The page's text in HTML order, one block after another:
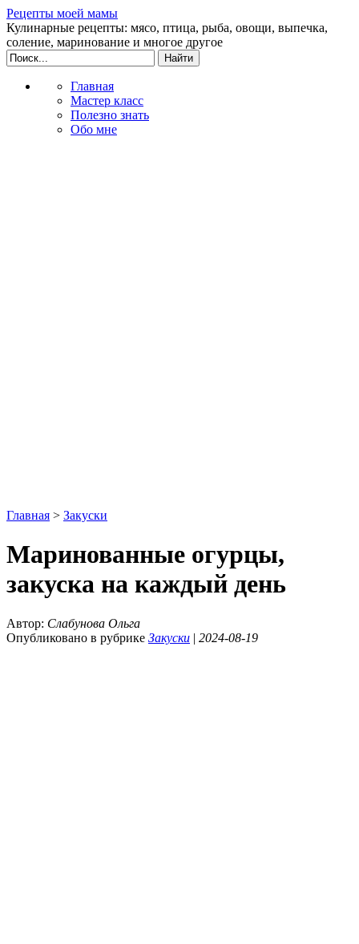
Рецепты моей мамы
Кулинарные рецепты: мясо, птица, рыба, овощи, выпечка,
соление, маринование и многое другое
Главная
Мастер класс
Полезно знать
Обо мне
Главная > Закуски
Маринованные огурцы,
закуска на каждый день
Автор: Слабунова Ольга
Опубликовано в рубрике Закуски | 2024-08-19